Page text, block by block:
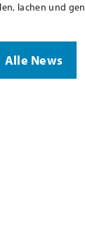
lachen und
Alle News